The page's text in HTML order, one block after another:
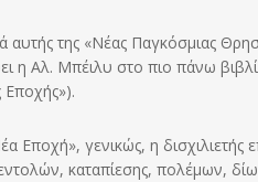
αυτής της «Νέας Παγκόσμιας
η Αλ. Μπέιλυ στο πιο πάνω
Εποχή», γενικώς, η δισχιλιετής
καταπίεσης, πολέμων,